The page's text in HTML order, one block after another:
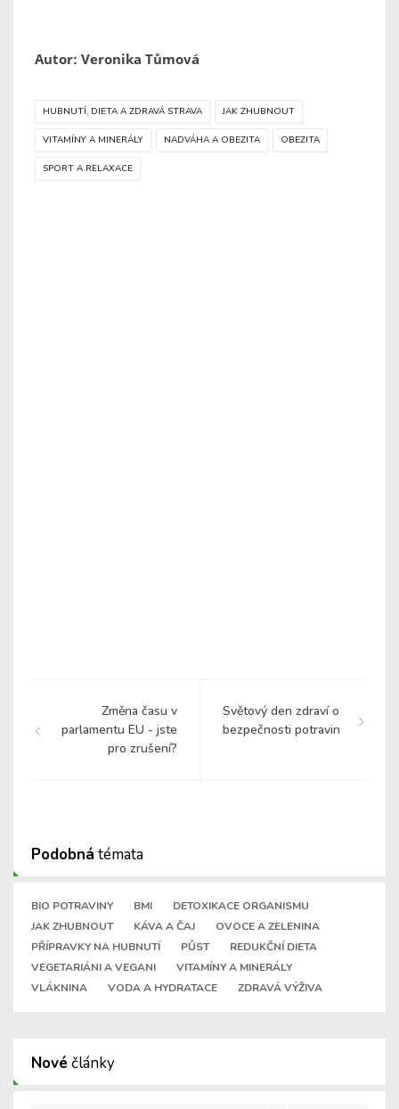
Autor: Veronika Tůmová
HUBNUTÍ, DIETA A ZDRAVÁ STRAVA JAK ZHUBNOUT
VITAMÍNY A MINERÁLY NADVÁHA A OBEZITA OBEZITA
SPORT A RELAXACE
Změna času v
parlamentu EU - jste
pro zrušení?
Světový den zdraví o
bezpečnosti potravin
Podobná témata
BIO POTRAVINY BMI
DETOXIKACE ORGANISMU
JAK ZHUBNOUT
KÁVA A ČAJ
OVOCE A ZELENINA
PŘÍPRAVKY NA HUBNUTÍ
PŮST
REDUKČNÍ DIETA
VEGETARIÁNI A VEGANI
VITAMÍNY A MINERÁLY
VLÁKNINA
VODA A HYDRATACE ZDRAVÁ VÝŽIVA
Nové články